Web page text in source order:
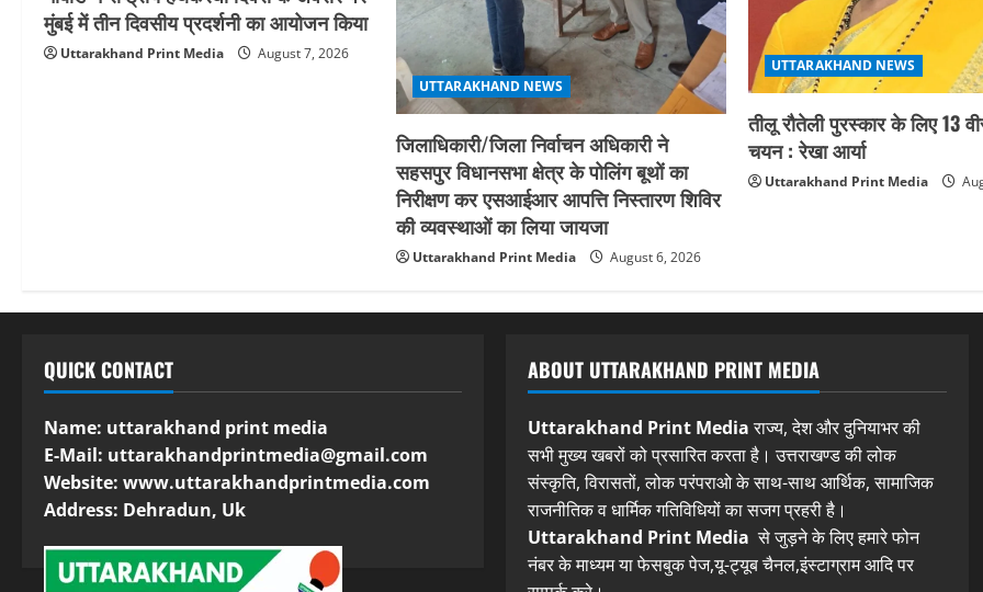
मुंबई में तीन दिवसीय प्रदर्शनी का आयोजन किया
Uttarakhand Print Media
August 7, 2026
UTTARAKHAND NEWS
जिलाधिकारी/जिला निर्वाचन अधिकारी ने
सहसपुर विधानसभा क्षेत्र के पोलिंग बूथों का
निरीक्षण कर एसआईआर आपत्ति निस्तारण शिविर
की व्यवस्थाओं का लिया जायजा
Uttarakhand Print Media August 6, 2026
UTTARAKHAND NEWS
तीलू रौतेली पुरस्कार के लिए 13
चयन : रेखा आर्या
Uttarakhand Print Media
QUICK CONTACT
Name: uttarakhand print media
E-Mail: uttarakhandprintmedia@gmail.com
Website: www.uttarakhandprintmedia.com
Address: Dehradun, Uk
ABOUT UTTARAKHAND PRINT MEDIA
Uttarakhand Print Mediaराज्य, देश और दुनियाभर की
सभी मुख्य खबरों को प्रसारित करता है। उत्तराखण्ड की लोक
संस्कृति, विरासतों, लोक परंपराओ के साथ-साथ आर्थिक, सामाजिक
राजनीतिक व धार्मिक गतिविधियों का सजग प्रहरी है।
Uttarakhand Print Media से जुड़ने के लिए हमारे फोन
नंबर के माध्यम या फेसबुक पेज,यू-ट्यूब चैनल,इंस्टाग्राम आदि पर